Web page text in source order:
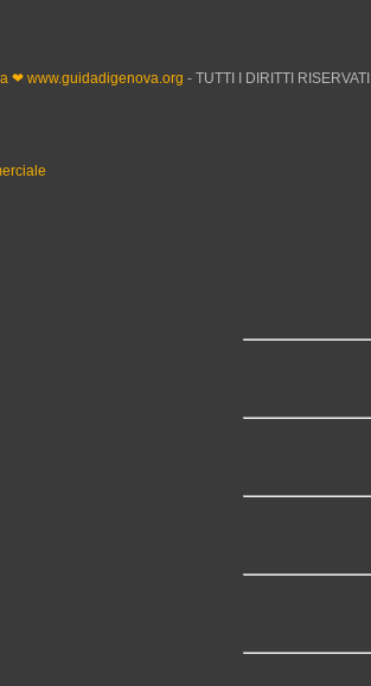
❤ www.guidadigenova.org - TUTTI I DIRITTI RISERVATI